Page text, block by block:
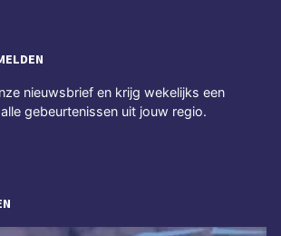
nieuwsbrief en krijg wekelijks een
gebeurtenissen uit jouw regio.